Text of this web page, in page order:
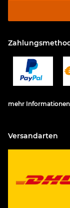
mehr Informationen
Versandarten